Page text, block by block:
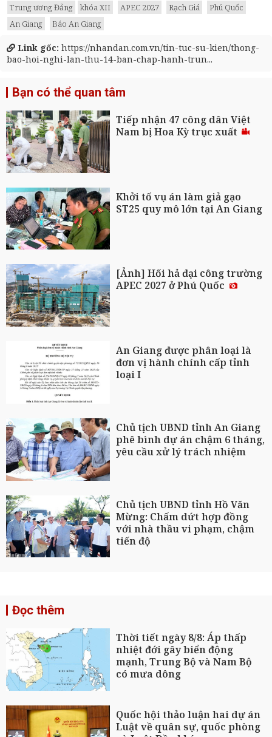
Trung ương Đảng
khóa XII APEC 2027 Rạch Giá
Phú Quốc
An Giang
Báo An Giang
Link gốc: https://nhandan.com.vn/tin-tuc-su-kien/thong-
bao-hoi-nghi-lan-thu-14-ban-chap-hanh-trun...
Bạn có thể quan tâm
Tiếp nhận 47 công dân Việt
Nam bị Hoa Kỳ trục xuất
Khởi tố vụ án làm giả gạo
ST25 quy mô lớn tại An Giang
[Ảnh] Hối hả đại công trường
APEC 2027 ở Phú Quốc
An Giang được phân loại là
đơn vị hành chính cấp tỉnh
loại I
Chủ tịch UBND tỉnh An Giang
phê bình dự án chậm 6 tháng,
yêu cầu xử lý trách nhiệm
Chủ tịch UBND tỉnh Hồ Văn
Mừng: Chấm dứt hợp đồng
với nhà thầu vi phạm, chậm
tiến độ
Đọc thêm
Thời tiết ngày 8/8: Áp thấp
nhiệt đới gây biển động
mạnh, Trung Bộ và Nam Bộ
có mưa dông
Quốc hội thảo luận hai dự án
Luật về quân sự, quốc phòng